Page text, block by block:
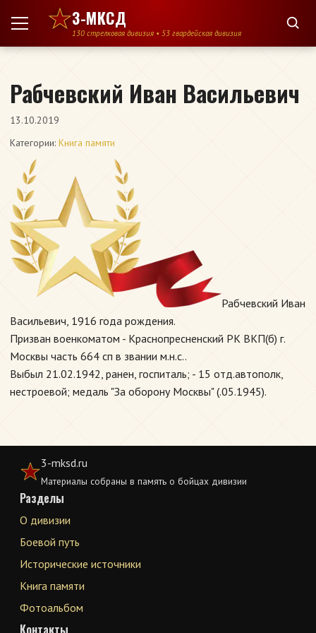
Перейти к содержимому
3-МКСД
130 стрелковая дивизия • 53 гвардейская дивизия
Рабчевский Иван Васильевич
13.10.2019
Категории: Книга памяти
Рабчевский Иван
Васильевич, 1916 года рождения.
Призван военкоматом - Краснопресненский РК ВКП(б) г.
Москвы часть 664 сп в звании м.н.с..
Выбыл 21.02.1942, ранен, госпиталь; - 15 отд.автополк,
нестроевой; медаль "За оборону Москвы" (.05.1945).
3-mksd.ru
Материалы собраны в память о бойцах дивизии
Разделы
О дивизии
Боевой путь
Исторические источники
Книга памяти
Фотоальбом
Контакты